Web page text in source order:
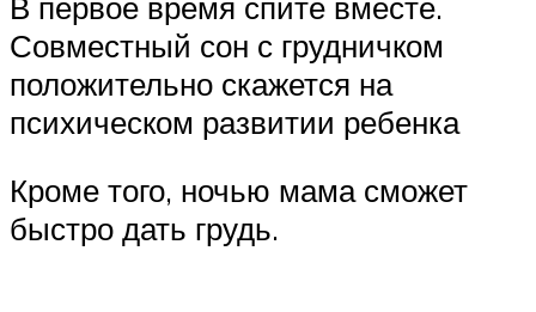
Совместный сон с грудничком
положительно скажется на
психическом развитии ребенка
Кроме того, ночью мама сможет
быстро дать грудь.